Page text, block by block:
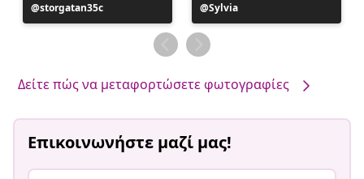
Η
ανάρτηση
storgatan35c
Η
ανάρτηση
δημοσιεύθηκε
από
Sylvia
Δείτε πώς να μεταφορτώσετε φωτογραφίες
Επικοινωνήστε μαζί μας!